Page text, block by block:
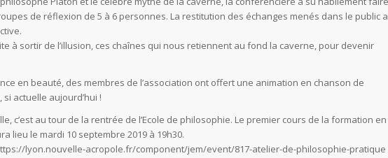
de réflexion de 5 à 6 personnes. La restitution des échanges menés dans le public a
à sortir de l’illusion, ces chaînes qui nous retiennent au fond la caverne, pour devenir
en beauté, des membres de l’association ont offert une animation en chanson de
si actuelle aujourd’hui !
c’est au tour de la rentrée de l’Ecole de philosophie. Le premier cours de la formation en
lieu le mardi 10 septembre 2019 à 19h30.
lyon.nouvelle-acropole.fr/component/jem/event/817-atelier-de-philosophie-pratique